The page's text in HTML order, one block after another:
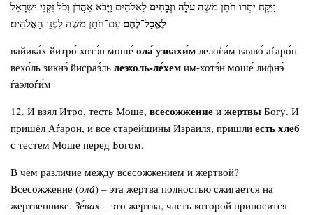
וַיִּקַּח יִתְרוֹ חֹתֵן מֹשֶׁה עֹלָה וּזְבָחִים לֵאלֹהִים וַיָּבֹא אַהֲרֹן וְכֹל זִקְנֵי יִשְׂרָאֵל
לֶאֱכָל־לֶחֶם עִם־חֹתֵן מֹשֶׁה לִפְנֵי הָאֱלֹהִים׃
вайика́х йитро́ хотэ́н моше́ ола́ узвахи́м лелоѓи́м ваяво́ аѓаро́н
вехо́ль зикнэ́ йисраэ́ль леэхоль-ле́хем им-хотэ́н моше́ лифнэ́
ѓаэлоѓи́м
12. И взял Итро, тесть Моше, всесожжение и жертвы Богу. И
пришёл Аѓарон, и все старейшины Израиля, пришли есть хлеб
с тестем Моше перед Богом.
В чём различие между всесожжением и жертвой?
Всесожжение (ола́) – эта жертва полностью сжигается на
жертвеннике. Зе́вах – это жертва, часть которой приносится